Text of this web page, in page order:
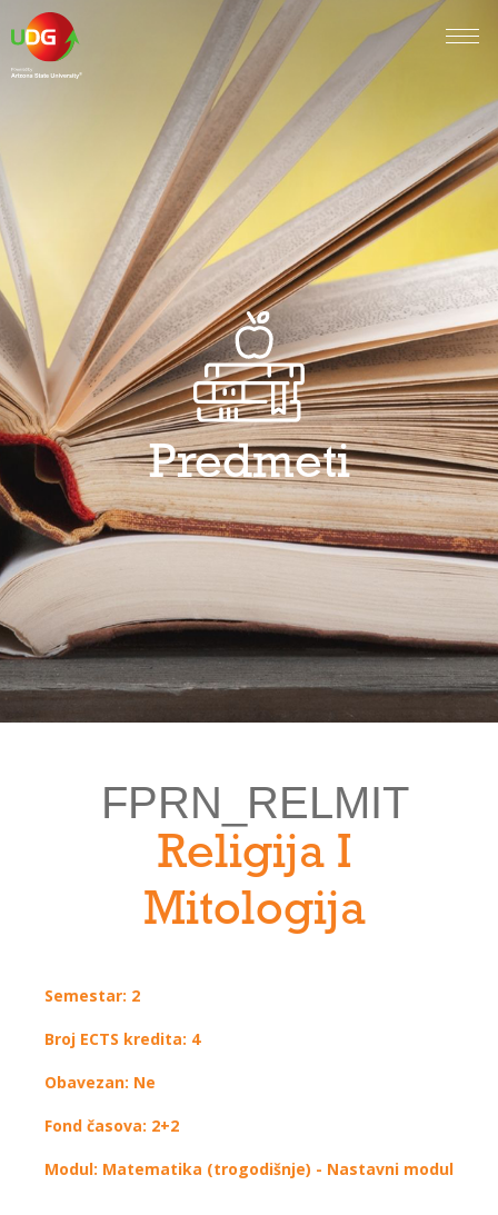
Predmeti
FPRN_RELMIT
Religija I
Mitologija
Semestar: 2
Broj ECTS kredita: 4
Obavezan: Ne
Fond časova: 2+2
Modul: Matematika (trogodišnje) - Nastavni modul